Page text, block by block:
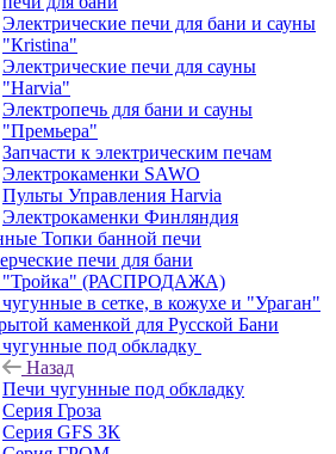
Электрические печи для бани и сауны
"Кristina"
Электрические печи для сауны
"Harvia"
Электропечь для бани и сауны
"Премьера"
Запчасти к электрическим печам
Электрокаменки SAWO
Пульты Управления Harvia
Электрокаменки Финляндия
Топки банной печи
печи для бани
"Тройка" (РАСПРОДАЖА)
в сетке, в кожухе и "Ураган"
каменкой для Русской Бани
под обкладку
Назад
Печи чугунные под обкладку
Серия Гроза
Серия GFS ЗК